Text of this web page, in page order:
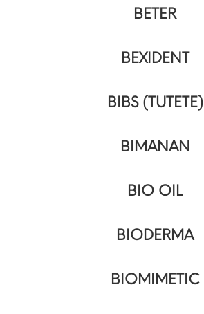
BETER
BEXIDENT
BIBS (TUTETE)
BIMANAN
BIO OIL
BIODERMA
BIOMIMETIC